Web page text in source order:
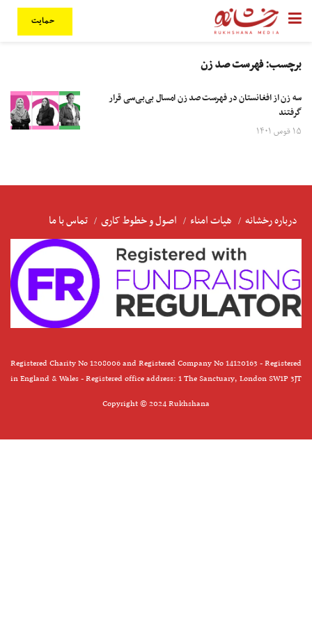
حمایت
برچسب:فهرست صد زن
سه زن از افغانستان در فهرست صد زن امسال بی‌بی‌سی‌ قرار
گرفتند
۱۵ قوس ۱۴۰۱
درباره رخشانه هیات امناء اصول و خطوط کاری تماس با ما
Registered Charity No 1208006 and Registered Company No 14120163 - Registered
in England & Wales - Registered office address: 1 The Sanctuary, London SW1P 3JT
Copyright © 2024 Rukhshana